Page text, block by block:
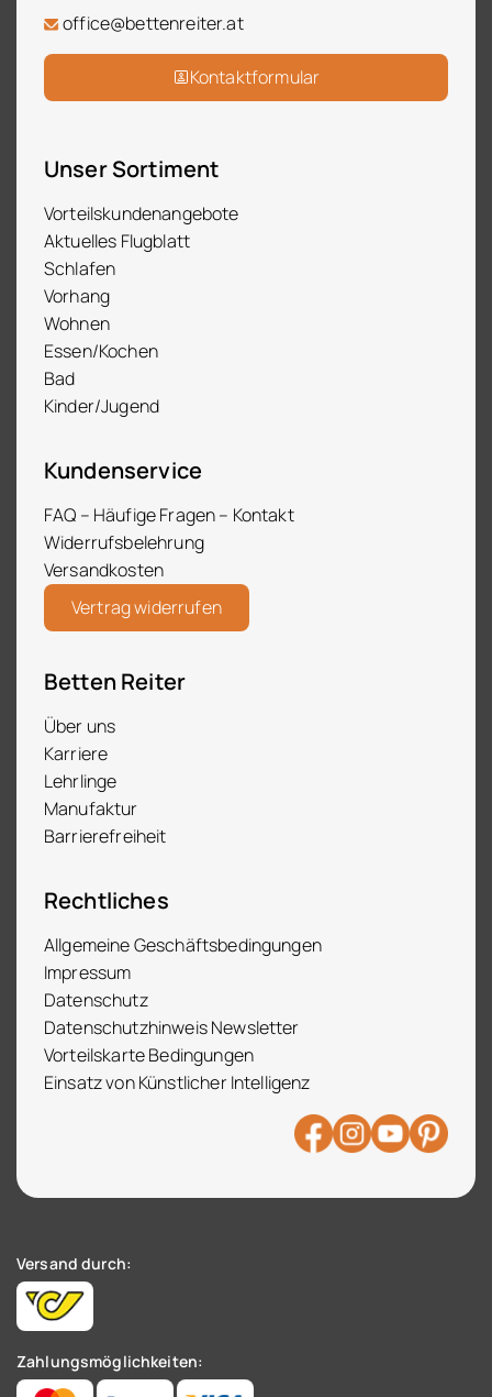
office@bettenreiter.at
Kontaktformular
Unser Sortiment
Vorteilskundenangebote
Aktuelles Flugblatt
Schlafen
Vorhang
Wohnen
Essen/Kochen
Bad
Kinder/Jugend
Kundenservice
FAQ – Häufige Fragen – Kontakt
Widerrufsbelehrung
Versandkosten
Vertrag widerrufen
Betten Reiter
Über uns
Karriere
Lehrlinge
Manufaktur
Barrierefreiheit
Rechtliches
Allgemeine Geschäftsbedingungen
Impressum
Datenschutz
Datenschutzhinweis Newsletter
Vorteilskarte Bedingungen
Einsatz von Künstlicher Intelligenz
Versand durch:
Zahlungsmöglichkeiten: